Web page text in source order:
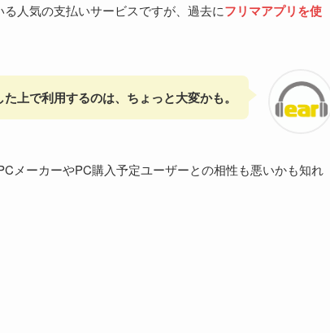
る人気の支払いサービスですが、過去にフリマアプリを使
上で利用するのは、ちょっと大変かも。
メーカーやPC購入予定ユーザーとの相性も悪いかも知れ